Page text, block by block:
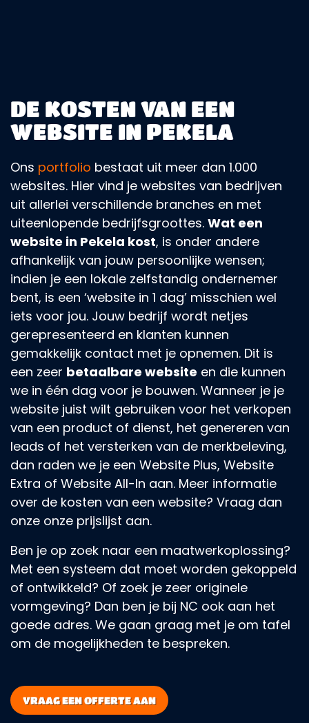
DE KOSTEN VAN EEN
WEBSITE IN PEKELA
Ons portfolio bestaat uit meer dan 1.000
websites. Hier vind je websites van bedrijven
uit allerlei verschillende branches en met
uiteenlopende bedrijfsgroottes. Wat een
website in Pekela kost, is onder andere
afhankelijk van jouw persoonlijke wensen;
indien je een lokale zelfstandig ondernemer
bent, is een ‘website in 1 dag’ misschien wel
iets voor jou. Jouw bedrijf wordt netjes
gerepresenteerd en klanten kunnen
gemakkelijk contact met je opnemen. Dit is
een zeer betaalbare website en die kunnen
we in één dag voor je bouwen. Wanneer je je
website juist wilt gebruiken voor het verkopen
van een product of dienst, het genereren van
leads of het versterken van de merkbeleving,
dan raden we je een Website Plus, Website
Extra of Website All-In aan. Meer informatie
over de kosten van een website? Vraag dan
onze onze prijslijst aan.
Ben je op zoek naar een maatwerkoplossing?
Met een systeem dat moet worden gekoppeld
of ontwikkeld? Of zoek je zeer originele
vormgeving? Dan ben je bij NC ook aan het
goede adres. We gaan graag met je om tafel
om de mogelijkheden te bespreken.
VRAAG EEN OFFERTE AAN